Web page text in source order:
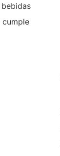
cumple